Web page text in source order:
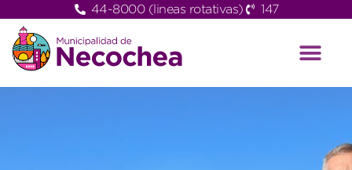
44-8000 (lineas rotativas) 147